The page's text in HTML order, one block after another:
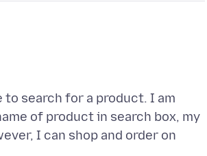
search for a product. I am
of product in search box, my
I can shop and order on